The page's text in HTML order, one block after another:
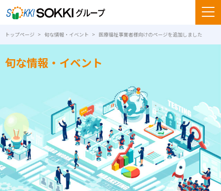
トップページ 旬な情報・イベント 医療福祉事業者様向けのページを追加しました
旬な情報・イベント